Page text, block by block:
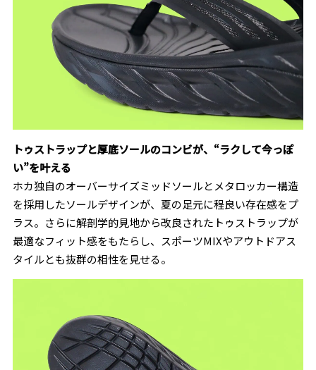
トゥストラップと厚底ソールのコンビが、“ラクして今っぽ
い”を叶える
ホカ独自のオーバーサイズミッドソールとメタロッカー構造
を採用したソールデザインが、夏の足元に程良い存在感をプ
ラス。さらに解剖学的見地から改良されたトゥストラップが
最適なフィット感をもたらし、スポーツMIXやアウトドアス
タイルとも抜群の相性を見せる。